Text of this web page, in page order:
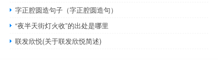
字正腔圆造句子（字正腔圆造句）
“夜半天街灯火收”的出处是哪里
联发欣悦(关于联发欣悦简述)